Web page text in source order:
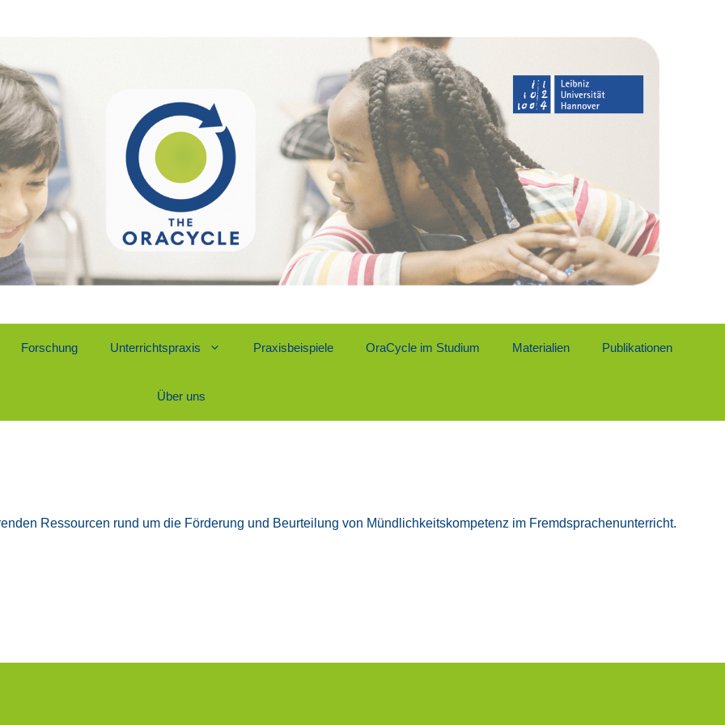
For­schung Unter­richts­pra­xis Pra­xis­bei­spie­le Ora­Cy­cle im Stu­di­um Mate­ria­li­en Publi­ka­tio­nen
Über uns
Res­sour­cen rund um die För­de­rung und Beur­tei­lung von Münd­lich­keits­kom­pe­tenz im Fremd­spra­chen­un­ter­richt.